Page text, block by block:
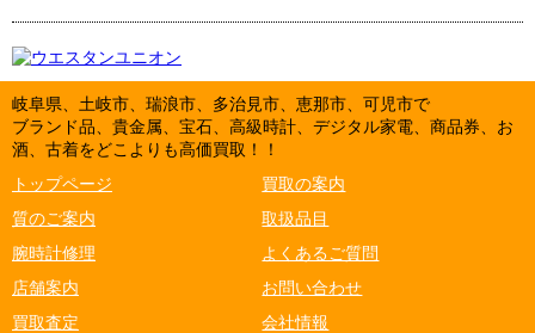
岐阜県、土岐市、瑞浪市、多治見市、恵那市、可児市で
ブランド品、貴金属、宝石、高級時計、デジタル家電、商品券、お
酒、古着をどこよりも高価買取！！
トップページ
買取の案内
質のご案内
取扱品目
腕時計修理
よくあるご質問
店舗案内
お問い合わせ
買取査定
会社情報